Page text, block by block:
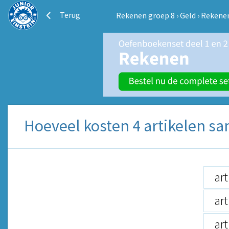
Terug Rekenen groep 8 ›Geld ›
Hoeveel kosten 4 artikelen